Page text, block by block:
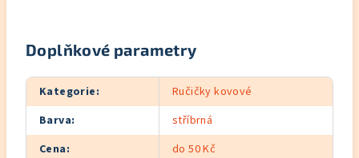
Doplňkové parametry
Kategorie:
Ručičky kovové
Barva:
stříbrná
Cena:
do 50 Kč